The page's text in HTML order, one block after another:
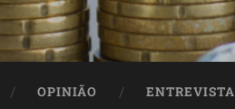
OPINIÃO ENTREVISTA